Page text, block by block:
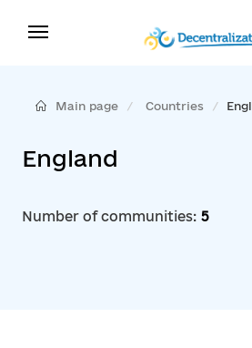
Main page Countries
England
Number of communities: 5